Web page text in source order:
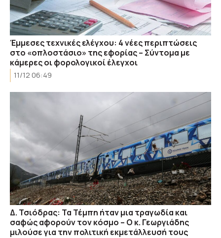
Έμμεσες τεχνικές ελέγχου: 4 νέες περιπτώσεις
στο «οπλοστάσιο» της εφορίας – Σύντομα με
κάμερες οι φορολογικοί έλεγχοι
11/12 06:49
Δ. Τσιόδρας: Τα Τέμπη ήταν μια τραγωδία και
σαφώς αφορούν τον κόσμο – Ο κ. Γεωργιάδης
μιλούσε για την πολιτική εκμετάλλευσή τους